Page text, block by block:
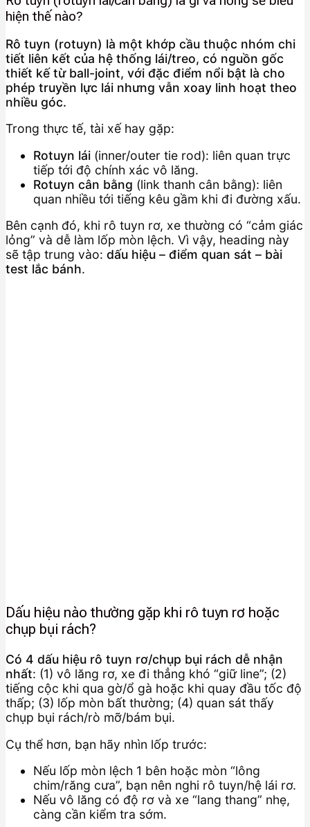
hiện thế nào?
Rô tuyn (rotuyn) là một khớp cầu thuộc nhóm chi
tiết liên kết của hệ thống lái/treo, có nguồn gốc
thiết kế từ ball-joint, với đặc điểm nổi bật là cho
phép truyền lực lái nhưng vẫn xoay linh hoạt theo
nhiều góc.
Trong thực tế, tài xế hay gặp:
Rotuyn lái (inner/outer tie rod): liên quan trực
tiếp tới độ chính xác vô lăng.
Rotuyn cân bằng (link thanh cân bằng): liên
quan nhiều tới tiếng kêu gầm khi đi đường xấu.
Bên cạnh đó, khi rô tuyn rơ, xe thường có “cảm giác
lỏng” và dễ làm lốp mòn lệch. Vì vậy, heading này
sẽ tập trung vào: dấu hiệu – điểm quan sát – bài
test lắc bánh.
Dấu hiệu nào thường gặp khi rô tuyn rơ hoặc
chụp bụi rách?
Có 4 dấu hiệu rô tuyn rơ/chụp bụi rách dễ nhận
nhất: (1) vô lăng rơ, xe đi thẳng khó “giữ line”; (2)
tiếng cộc khi qua gờ/ổ gà hoặc khi quay đầu tốc độ
thấp; (3) lốp mòn bất thường; (4) quan sát thấy
chụp bụi rách/rò mỡ/bám bụi.
Cụ thể hơn, bạn hãy nhìn lốp trước:
Nếu lốp mòn lệch 1 bên hoặc mòn “lông
chim/răng cưa”, bạn nên nghi rô tuyn/hệ lái rơ.
Nếu vô lăng có độ rơ và xe “lang thang” nhẹ,
càng cần kiểm tra sớm.